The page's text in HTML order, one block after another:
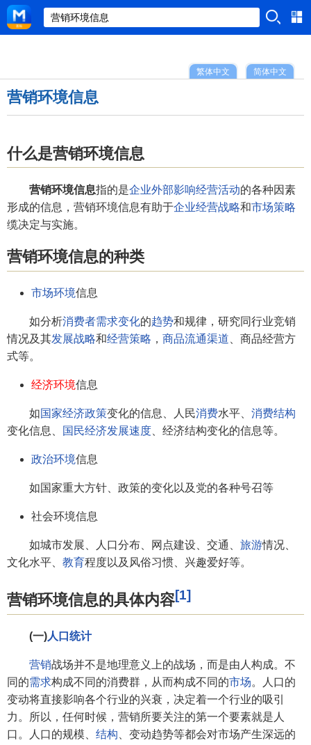
简体中文
繁体中文
营销环境信息
什么是营销环境信息
营销环境信息指的是企业外部影响经营活动的各种因素
形成的信息，营销环境信息有助于企业经营战略和市场策略
缆决定与实施。
营销环境信息的种类
市场环境信息
如分析消费者需求变化的趋势和规律，研究同行业竞销
情况及其发展战略和经营策略 ， 商品流通渠道 、商品经营方
式等。
经济环境信息
如国家经济政策变化的信息、人民消费水平、 消费结构
变化信息、
国民经济发展速度 、经济结构变化的信息等。
政治环境信息
如国家重大方针、政策的变化以及党的各种号召等
社会环境信息
如城市发展、人口分布、网点建设、交通、 旅游情况、
文化水平、 教育程度以及风俗习惯、兴趣爱好等。
营销环境信息的具体内容[1]
(一)人口统计
营销战场并不是地理意义上的战场，而是由人构成。不
同的需求构成不同的消费群，从而构成不同的市场。人口的
变动将直接影响各个行业的兴衰，决定着一个行业的吸引
力。所以，任何时候，营销所要关注的第一个要素就是人
口。人口的规模、 结构 、变动趋势等都会对市场产生深远的